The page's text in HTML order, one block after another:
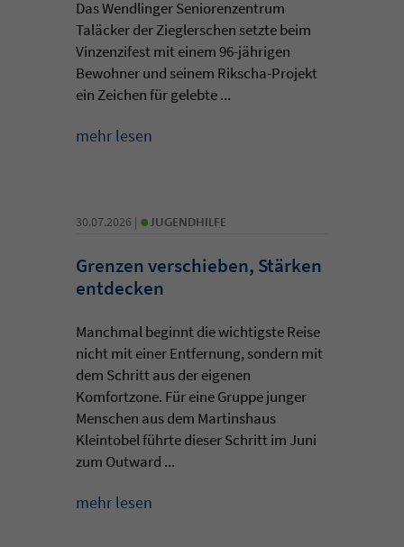
Das Wendlinger Seniorenzentrum
Taläcker der Zieglerschen setzte beim
Vinzenzifest mit einem 96-jährigen
Bewohner und seinem Rikscha-Projekt
ein Zeichen für gelebte ...
mehr lesen
30.07.2026 | • JUGENDHILFE
Grenzen verschieben, Stärken
entdecken
Manchmal beginnt die wichtigste Reise
nicht mit einer Entfernung, sondern mit
dem Schritt aus der eigenen
Komfortzone. Für eine Gruppe junger
Menschen aus dem Martinshaus
Kleintobel führte dieser Schritt im Juni
zum Outward ...
mehr lesen